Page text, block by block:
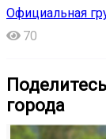
Официальная
70
города